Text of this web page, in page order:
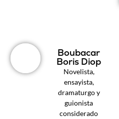
Boubacar
Boris Diop
Novelista,
ensayista,
dramaturgo y
guionista
considerado